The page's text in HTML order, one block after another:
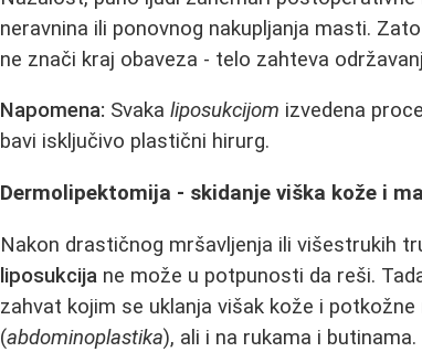
neravnina ili ponovnog nakupljanja masti.
ne znači kraj obaveza - telo zahteva
Napomena: Svakaliposukcijom izvedena
bavi isključivo plastični hirurg.
Dermolipektomija - skidanje viška kože i
Nakon drastičnog mršavljenja ili višestrukih
liposukcija ne može u potpunosti da reši.
zahvat kojim se uklanja višak kože i
(abdominoplastika), ali i na rukama i butinama.